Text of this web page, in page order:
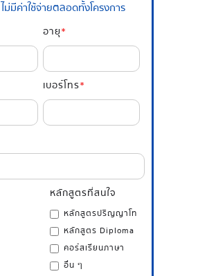
ไม่มีค่าใช้จ่ายตลอดทั้งโครงการ
อายุ*
เบอร์โทร*
หลักสูตรที่สนใจ
หลักสูตรปริญญาโท
หลักสูตร Diploma
คอร์สเรียนภาษา
อื่น ๆ